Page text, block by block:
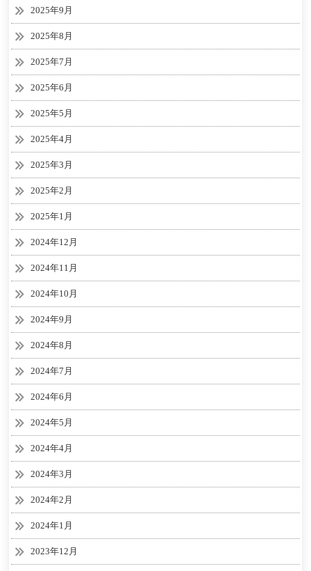
2025年9月
2025年8月
2025年7月
2025年6月
2025年5月
2025年4月
2025年3月
2025年2月
2025年1月
2024年12月
2024年11月
2024年10月
2024年9月
2024年8月
2024年7月
2024年6月
2024年5月
2024年4月
2024年3月
2024年2月
2024年1月
2023年12月